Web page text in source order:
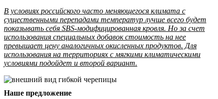
В условиях российского часто меняющегося климата с
существенными перепадами температур лучше всего будет
показывать себя SBS-модифицированная кровля. Но за счет
использования специальных добавок стоимость на нее
превышает цену аналогичных окисленных продуктов. Для
использования на территориях с мягкими климатическими
условиями подойдет и второй вариант.
Наше предложение